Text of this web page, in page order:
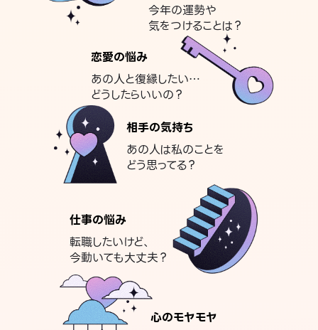
今年の運勢や
気をつけることは？
恋愛の悩み
あの人と復縁したい…
どうしたらいいの？
相手の気持ち
あの人は私のことを
どう思ってる？
仕事の悩み
転職したいけど、
今動いても大丈夫？
心のモヤモヤ